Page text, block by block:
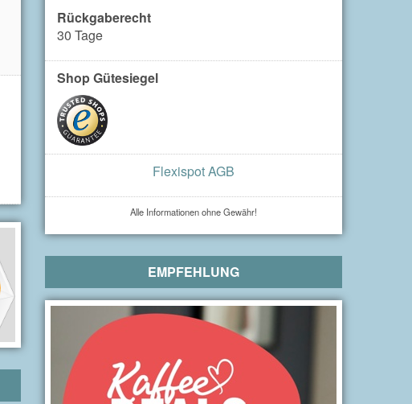
Rückgaberecht
30 Tage
Shop Gütesiegel
Flexispot AGB
Alle Informationen ohne Gewähr!
EMPFEHLUNG